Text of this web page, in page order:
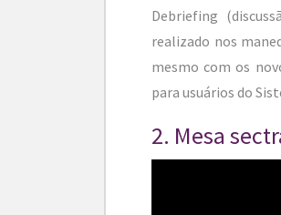
Debriefing
realizado nos
mesmo com os
para usuários do
2. Mesa